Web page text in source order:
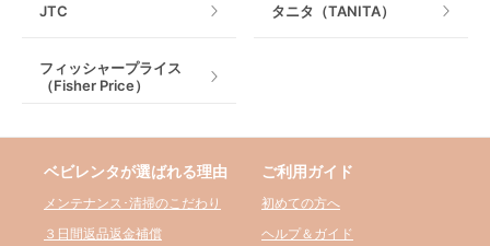
JTC タニタ（TANITA）
フィッシャープライス
（Fisher Price）
ベビレンタが選ばれる理由
メンテナンス･清掃のこだわり
３日間返品返金補償
ご利用ガイド
初めての方へ
ヘルプ＆ガイド